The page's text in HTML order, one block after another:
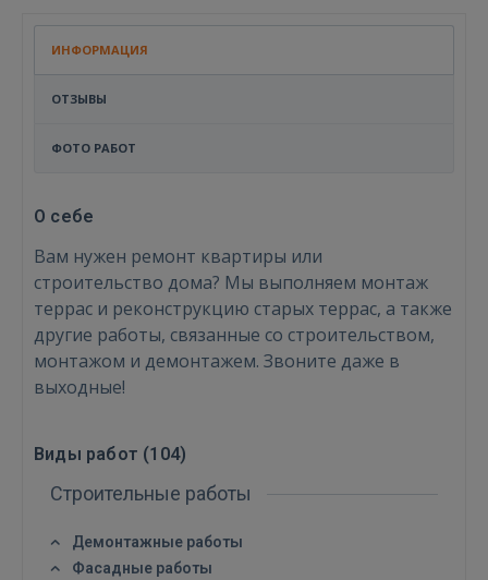
ИНФОРМАЦИЯ
ОТЗЫВЫ
ФОТО РАБОТ
О себе
Вам нужен ремонт квартиры или
строительство дома? Мы выполняем монтаж
террас и реконструкцию старых террас, а также
другие работы, связанные со строительством,
монтажом и демонтажем. Звоните даже в
выходные!
Виды работ (104)
Строительные работы
Демонтажные работы
Фасадные работы